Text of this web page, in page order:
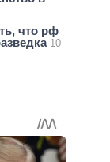
что рф
10